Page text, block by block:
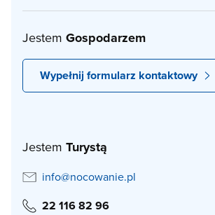
Jestem Gospodarzem
Wypełnij formularz kontaktowy
Jestem Turystą
info@nocowanie.pl
22 116 82 96